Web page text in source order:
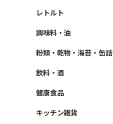
レトルト
調味料・油
粉類・乾物・海苔・缶詰
飲料・酒
健康食品
キッチン雑貨